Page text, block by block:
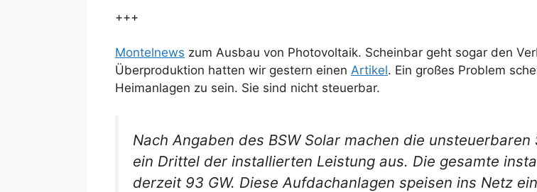
+++
Montelnews zum Ausbau von Photovoltaik. Scheinbar geht sogar den
Überproduktion hatten wir gestern einen Artikel. Ein großes Problem
Heimanlagen zu sein. Sie sind nicht steuerbar.
Nach Angaben des BSW Solar machen die
ein Drittel der installierten Leistung aus. Die gesamte
derzeit 93 GW. Diese Aufdachanlagen speisen ins Netz